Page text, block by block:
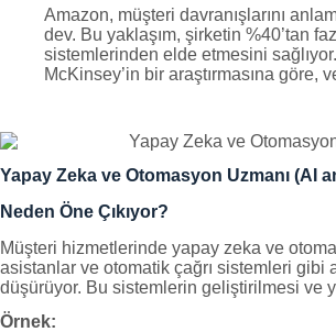
Amazon, müşteri davranışlarını
dev. Bu yaklaşım, şirketin %40’tan
sistemlerinden elde etmesini sağlıyor.
McKinsey’in bir araştırmasına göre,
Yapay Zeka ve Otomasyon Uzmanı (AI
Neden Öne Çıkıyor?
Müşteri hizmetlerinde yapay zeka ve
asistanlar ve otomatik çağrı sistemleri gibi
düşürüyor. Bu sistemlerin geliştirilmesi ve
Örnek: